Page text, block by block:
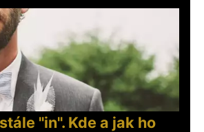
"in". Kde a jak ho